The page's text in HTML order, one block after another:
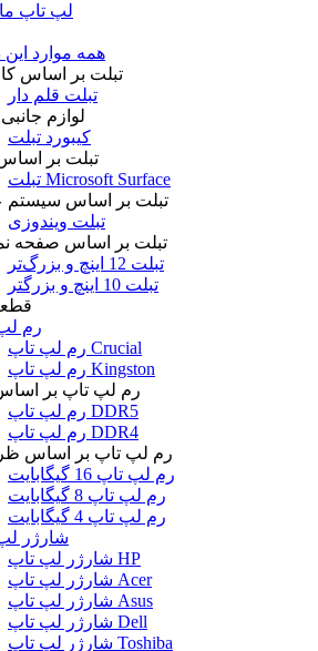
لپ تاپ
همه موارد
تبلت بر اساس
تبلت قلم دار
لوازم
کیبورد تبلت
تبلت بر
تبلت Microsoft Surface
تبلت بر اساس سیستم
تبلت ویندوزی
تبلت بر اساس صفحه
تبلت 12 اینچ و بزرگ‌تر
تبلت 10 اینچ و بزرگتر
رم
رم لپ تاپ Crucial
رم لپ تاپ Kingston
رم لپ تاپ بر
رم لپ تاپ DDR5
رم لپ تاپ DDR4
رم لپ تاپ بر اساس
رم لپ تاپ 16 گیگابایت
رم لپ تاپ 8 گیگابایت
رم لپ تاپ 4 گیگابایت
شارژر
شارژر لپ تاپ HP
شارژر لپ تاپ Acer
شارژر لپ تاپ Asus
شارژر لپ تاپ Dell
شارژر لپ تاپ Toshiba